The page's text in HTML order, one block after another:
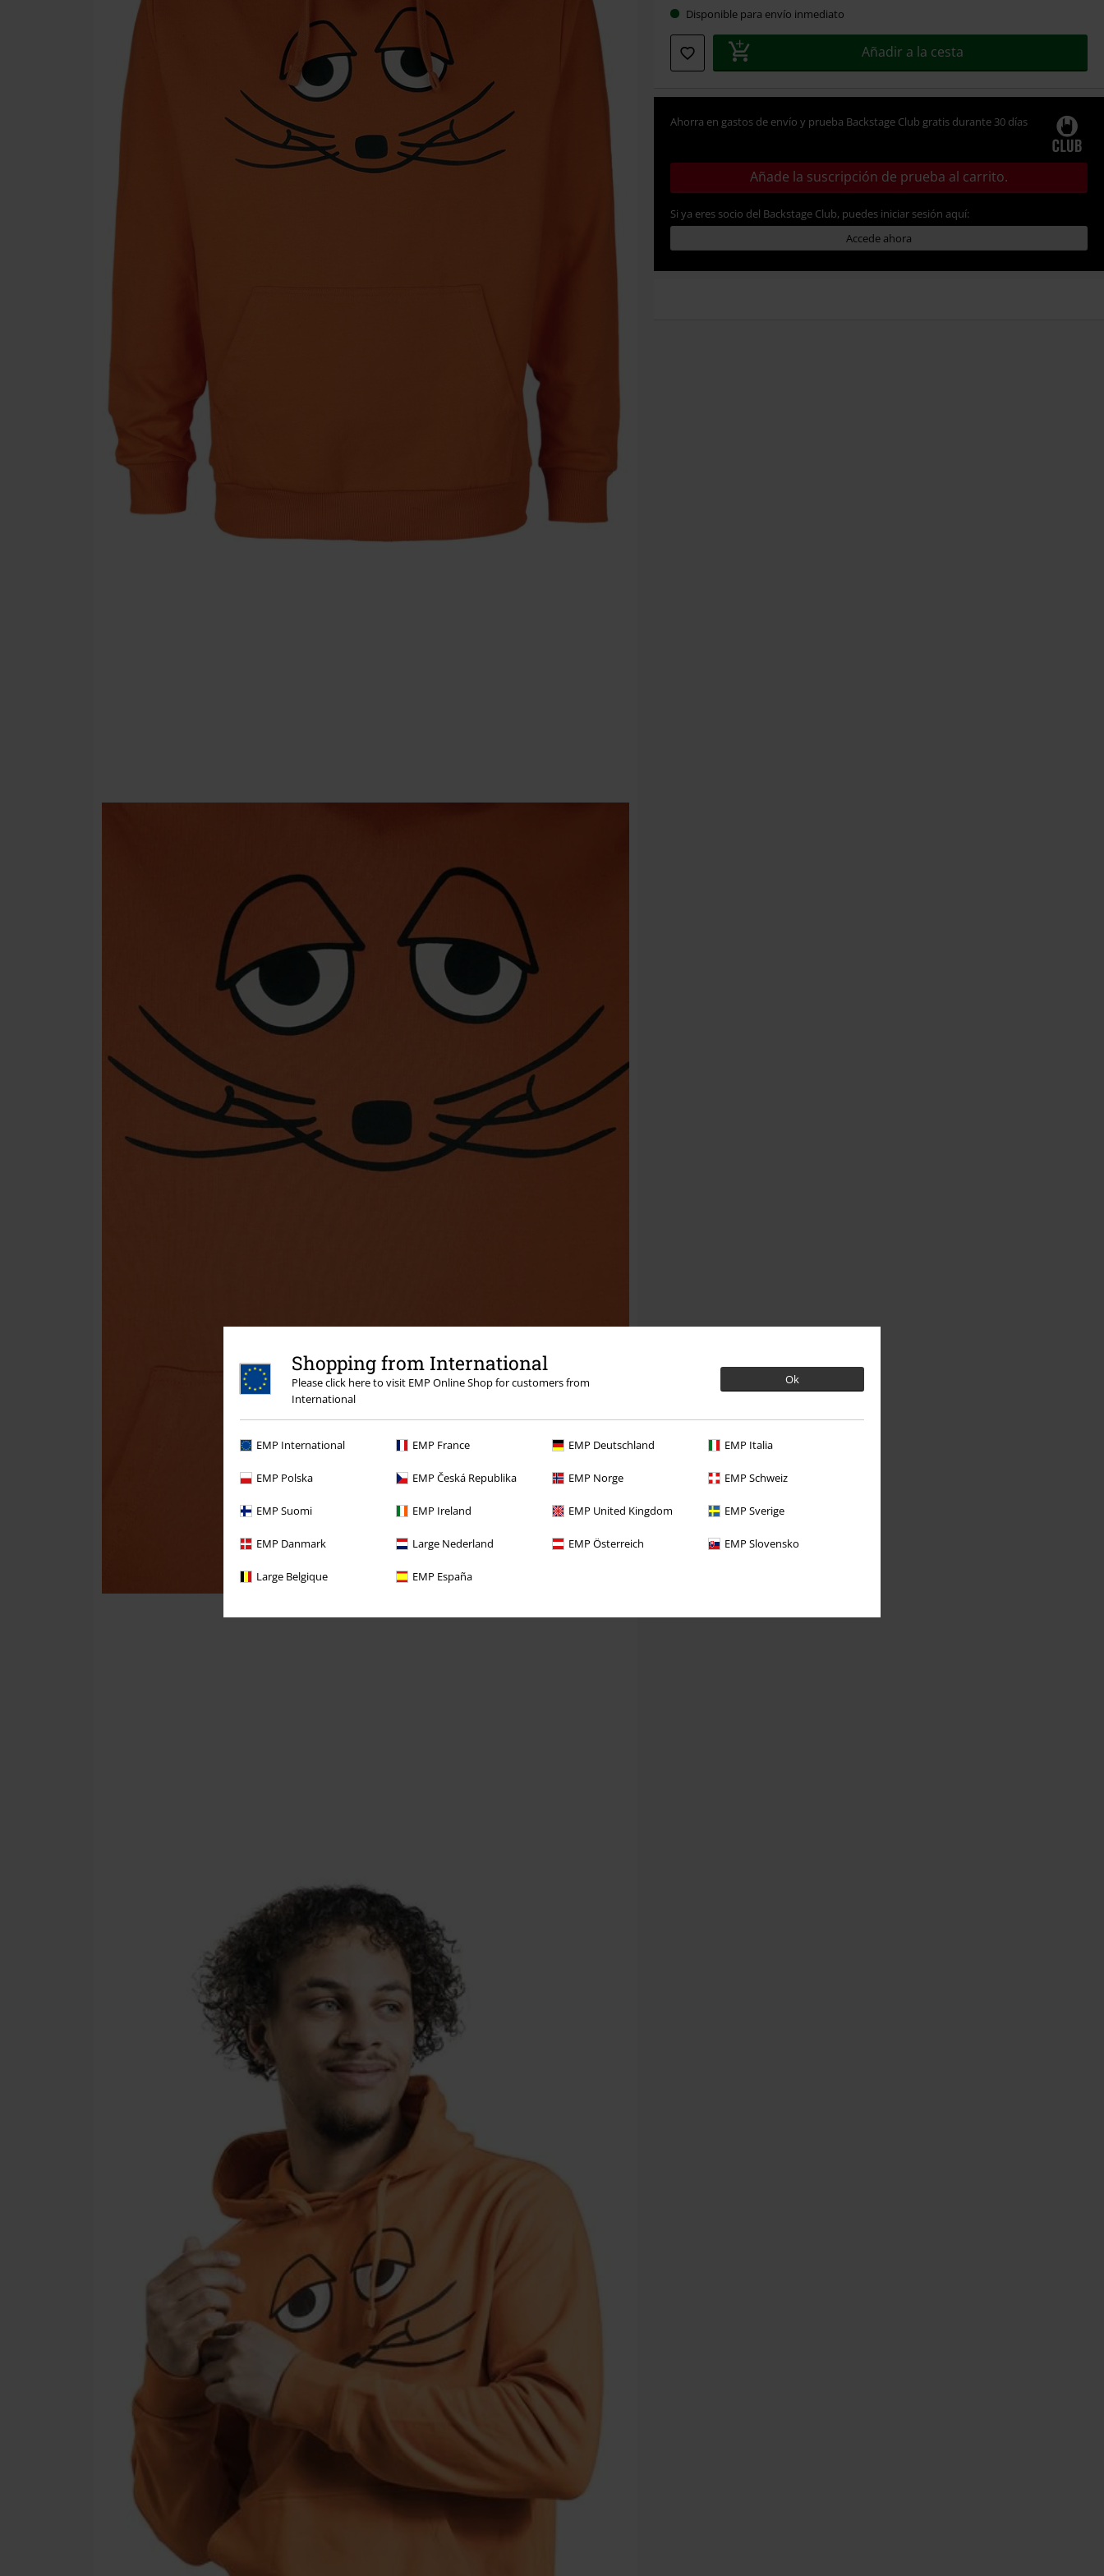
Shopping from International
Please click here to visit EMP Online Shop for customers from
International
Ok
EMP International EMP France EMP Deutschland EMP Italia
EMP Polska EMP Česká Republika EMP Norge EMP Schweiz
EMP Suomi EMP Ireland EMP United Kingdom EMP Sverige
EMP Danmark Large Nederland EMP Österreich EMP Slovensko
Large Belgique EMP España
Disponible para envío inmediato
Añadir a la cesta
Ahorra en gastos de envío y prueba Backstage Club gratis durante 30 días
Añade la suscripción de prueba al carrito.
Si ya eres socio del Backstage Club, puedes iniciar sesión aquí:
Accede ahora